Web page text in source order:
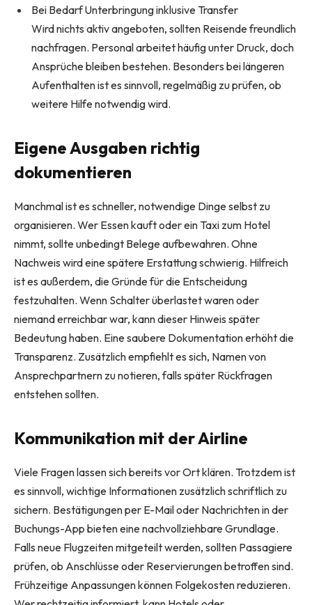
Bei Bedarf Unterbringung inklusive Transfer
Wird nichts aktiv angeboten, sollten Reisende freundlich
nachfragen. Personal arbeitet häufig unter Druck, doch
Ansprüche bleiben bestehen. Besonders bei längeren
Aufenthalten ist es sinnvoll, regelmäßig zu prüfen, ob
weitere Hilfe notwendig wird.
Eigene Ausgaben richtig
dokumentieren
Manchmal ist es schneller, notwendige Dinge selbst zu
organisieren. Wer Essen kauft oder ein Taxi zum Hotel
nimmt, sollte unbedingt Belege aufbewahren. Ohne
Nachweis wird eine spätere Erstattung schwierig. Hilfreich
ist es außerdem, die Gründe für die Entscheidung
festzuhalten. Wenn Schalter überlastet waren oder
niemand erreichbar war, kann dieser Hinweis später
Bedeutung haben. Eine saubere Dokumentation erhöht die
Transparenz. Zusätzlich empfiehlt es sich, Namen von
Ansprechpartnern zu notieren, falls später Rückfragen
entstehen sollten.
Kommunikation mit der Airline
Viele Fragen lassen sich bereits vor Ort klären. Trotzdem ist
es sinnvoll, wichtige Informationen zusätzlich schriftlich zu
sichern. Bestätigungen per E-Mail oder Nachrichten in der
Buchungs-App bieten eine nachvollziehbare Grundlage.
Falls neue Flugzeiten mitgeteilt werden, sollten Passagiere
prüfen, ob Anschlüsse oder Reservierungen betroffen sind.
Frühzeitige Anpassungen können Folgekosten reduzieren.